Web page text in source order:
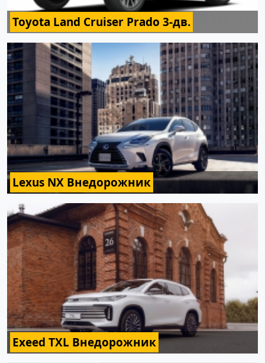
Toyota Land Cruiser Prado 3-дв.
Lexus NX Внедорожник
Exeed TXL Внедорожник